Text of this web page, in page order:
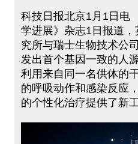
科技日报北京1月1日电
学进展》杂志1日报道
究所与瑞士生物技术公
发出首个基因一致的人
利用来自同一名供体的
的呼吸动作和感染反应
的个性化治疗提供了新工